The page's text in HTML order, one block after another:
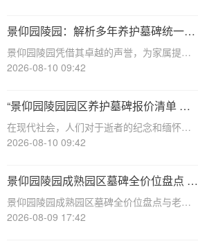
园服务机构，始终致力于为家属提供高品质
的安葬环境和完善的售后服务。在众
景仰园陵园：解析多年养护墓碑统一售
价与老带新共享优惠活动
景仰园陵园凭借其卓越的声誉，为家属提供
透明且便利的墓碑购买体验。本文将深入解
策，以及老带新双方共享优惠活动的具体细
节，助您全面了解并选择景仰园陵园的优质
墓碑产品。☎
2026-08-10 09:42
“景仰园陵园园区养护墓碑报价清单 常
态化保洁无需额外付费 透明价格与服务
详解”
在现代社会，人们对于逝者的纪念和缅怀有
着越来越高的要求。景仰园陵园作为一家专
的园区养护和墓碑维护服务。本文将详细介
绍景仰园陵园园区养护墓碑的报价清单，重
点说明常态
2026-08-10 09:42
景仰园陵园成熟园区墓碑全价位盘点 老
客户续费叠加福利详解
景仰园陵园成熟园区墓碑全价位盘点与老客
户续费叠加福利详解☎ 景仰园陵园电话:400-
2026-08-09 17:42